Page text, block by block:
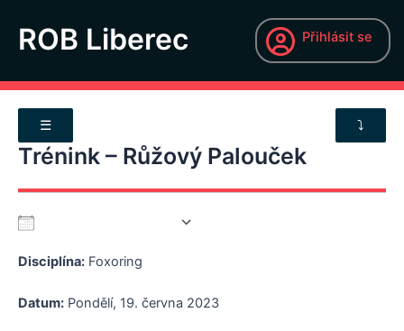
obsahROB Liberec Přihlásit se
×
ZÁVODY A TRÉNINKY
CO JE TO ROB?
☰ ⤵
Trénink – Růžový Palouček
Download ICS
Disciplína: Foxoring
Datum: Pondělí, 19. června 2023